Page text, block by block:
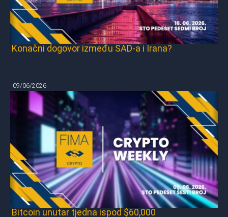
Konačni dogovor između SAD-a i Irana?
09/06/2026
Bitcoin unutar tjedna ispod $60,000